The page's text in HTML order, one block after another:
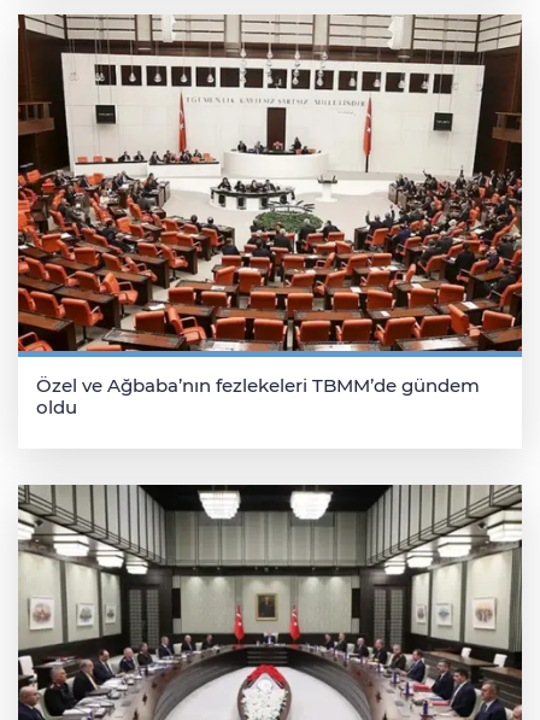
Özel ve Ağbaba’nın fezlekeleri TBMM’de gündem
oldu